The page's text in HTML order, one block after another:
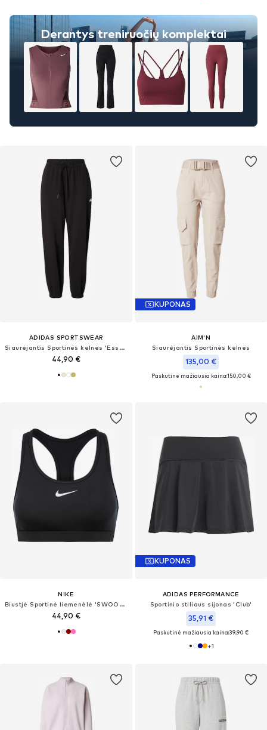
Derantys treniruočių komplektai
ADIDAS SPORTSWEAR
Siaurėjantis Sportinės kelnės 'Essentials'
44,90 €
KUPONAS
AIM'N
Siaurėjantis Sportinės kelnės
135,00 €
Paskutinė mažiausia kaina:150,00 €
NIKE
Biustjė Sportinė liemenėlė 'SWOOSH'
44,90 €
KUPONAS
ADIDAS PERFORMANCE
Sportinio stiliaus sijonas 'Club'
35,91 €
Paskutinė mažiausia kaina:39,90 €
+1